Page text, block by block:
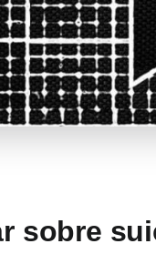
sobre